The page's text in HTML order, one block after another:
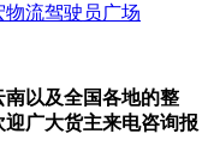
流驾驶员广场
以及全国各地的整
广大货主来电咨询报